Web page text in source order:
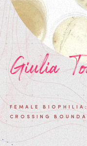
Giulia
FEMALE
CROSSING